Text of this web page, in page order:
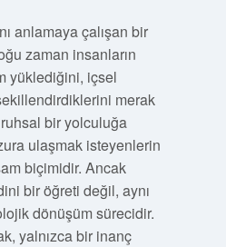
anlamaya çalışan bir
zaman insanların
yüklediğini, içsel
merak
bir yolculuğa
ulaşmak isteyenlerin
biçimidir. Ancak
bir öğreti değil, aynı
dönüşüm sürecidir.
yalnızca bir inanç